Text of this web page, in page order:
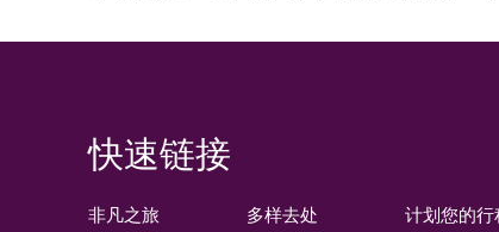
快速链接
非凡之旅 多样去处 计划您的行